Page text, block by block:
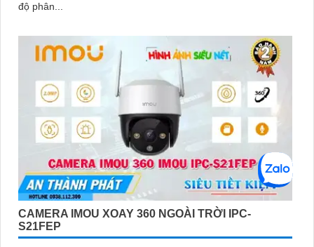
độ phân...
CAMERA IMOU XOAY 360 NGOÀI TRỜI IPC-
S21FEP